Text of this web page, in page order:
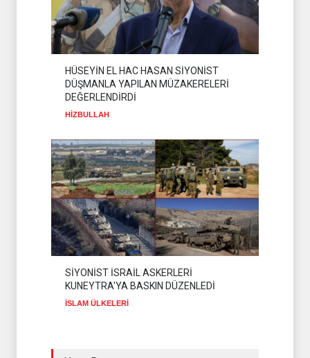
HÜSEYİN EL HAC HASAN SİYONİST
DÜŞMANLA YAPILAN MÜZAKERELERİ
DEĞERLENDİRDİ
HİZBULLAH
SİYONİST İSRAİL ASKERLERİ
KUNEYTRA'YA BASKIN DÜZENLEDİ
İSLAM ÜLKELERİ